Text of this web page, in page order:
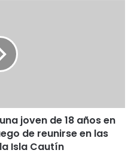
joven de 18 años en
de reunirse en las
Isla Cautín